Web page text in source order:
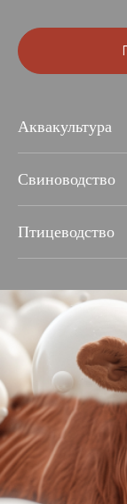
Аквакультура
Свиноводство
Птицеводство